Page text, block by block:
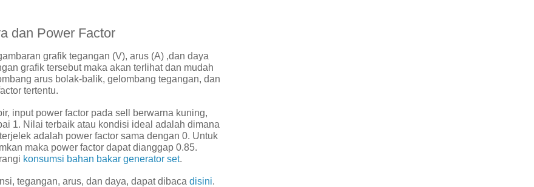
dan Power Factor
grafik tegangan (V), arus (A) ,dan daya
grafik tersebut maka akan terlihat dan mudah
arus bolak-balik, gelombang tegangan, dan
tertentu.
input power factor pada sell berwarna kuning,
1. Nilai terbaik atau kondisi ideal adalah dimana
adalah power factor sama dengan 0. Untuk
maka power factor dapat dianggap 0.85.
konsumsi bahan bakar generator set.
tegangan, arus, dan daya, dapat dibaca disini.